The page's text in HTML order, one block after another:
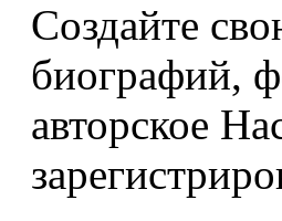
Создайте
биографий,
авторское